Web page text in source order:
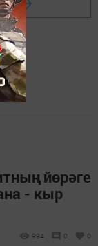
йөрәге
- кыр
994 0 0